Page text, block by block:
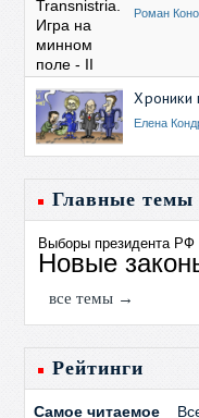
Роман
Хроники
Елена
Главные темы
Выборы президента РФ
Новые
все темы →
Рейтинги
Самое читаемое